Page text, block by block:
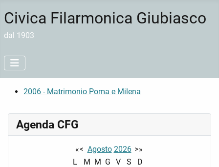
Civica Filarmonica Giubiasco
dal 1903
2006 - Matrimonio Poma e Milena
Agenda CFG
«< Agosto 2026 >»
L
M M G V S
D